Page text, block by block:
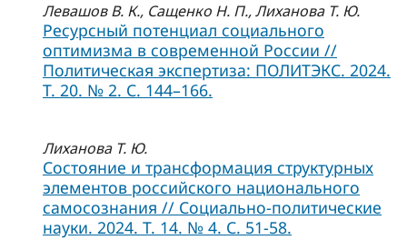
Левашов В. К., Сащенко Н. П., Лиханова Т. Ю.
Ресурсный потенциал социального
оптимизма в современной России //
Политическая экспертиза: ПОЛИТЭКС. 2024.
Т. 20. № 2. С. 144–166.
Лиханова Т. Ю.
Состояние и трансформация структурных
элементов российского национального
самосознания // Социально-политические
науки. 2024. Т. 14. № 4. С. 51-58.